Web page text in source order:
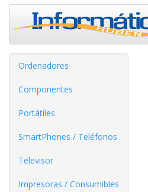
Ordenadores
Componentes
Portátiles
SmartPhones / Teléfonos
Televisor
Impresoras / Consumibles